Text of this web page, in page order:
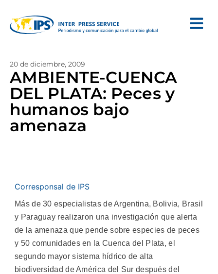
20 de diciembre, 2009
AMBIENTE-CUENCA
DEL PLATA: Peces y
humanos bajo
amenaza
Corresponsal de IPS
Más de 30 especialistas de Argentina, Bolivia, Brasil
y Paraguay realizaron una investigación que alerta
de la amenaza que pende sobre especies de peces
y 50 comunidades en la Cuenca del Plata, el
segundo mayor sistema hídrico de alta
biodiversidad de América del Sur después del